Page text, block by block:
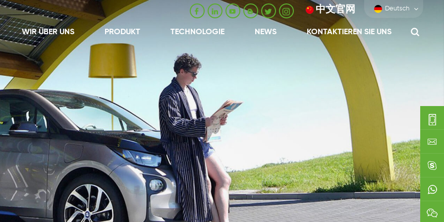
中文官网 Deutsch
WIR ÜBER UNS PRODUKT TECHNOLOGIE NEWS KONTAKTIEREN SIE UNS
0086-
0592-